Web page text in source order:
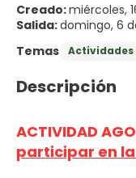
Creado:miércoles,
Salida:domingo, 6
Temas
Actividades
Descripción
ACTIVIDAD
participar en la